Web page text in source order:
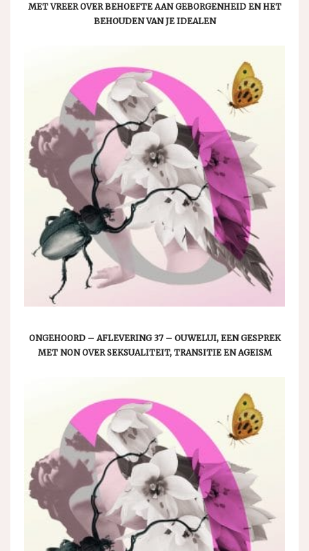
MET VREER OVER BEHOEFTE AAN GEBORGENHEID EN HET
BEHOUDEN VAN JE IDEALEN
ONGEHOORD – AFLEVERING 37 – OUWELUI, EEN GESPREK
MET NON OVER SEKSUALITEIT, TRANSITIE EN AGEISM